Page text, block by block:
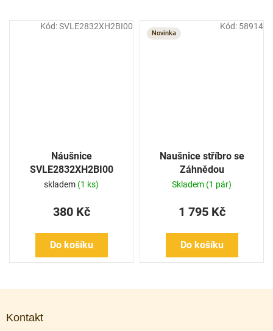
Náušnice
SVLE2832XH2BI00
skladem (1 ks)
380 Kč
Do košíku
Kód:SVLE2832XH2BI00
Novinka
Naušnice stříbro se
Záhnědou
Skladem (1 pár)
1 795 Kč
Do košíku
Kód: 58914
Kontakt